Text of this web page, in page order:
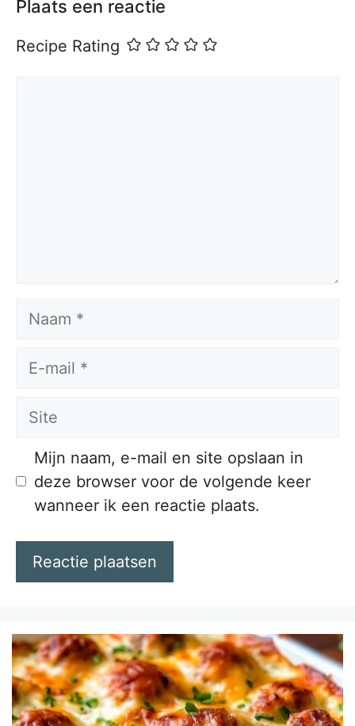
Plaats een reactie
Recipe Rating
Naam
E-
Site
Mijn naam, e-mail en site opslaan in
deze browser voor de volgende keer
wanneer ik een reactie plaats.